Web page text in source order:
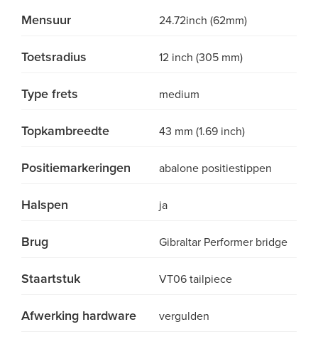
Mensuur 24.72inch (62mm)
Toetsradius 12 inch (305 mm)
Type frets medium
Topkambreedte 43 mm (1.69 inch)
Positiemarkeringen abalone positiestippen
Halspen ja
Brug Gibraltar Performer bridge
Staartstuk VT06 tailpiece
Afwerking hardware vergulden